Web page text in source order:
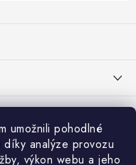
umožnili pohodlné
analýze provozu
výkon webu a jeho